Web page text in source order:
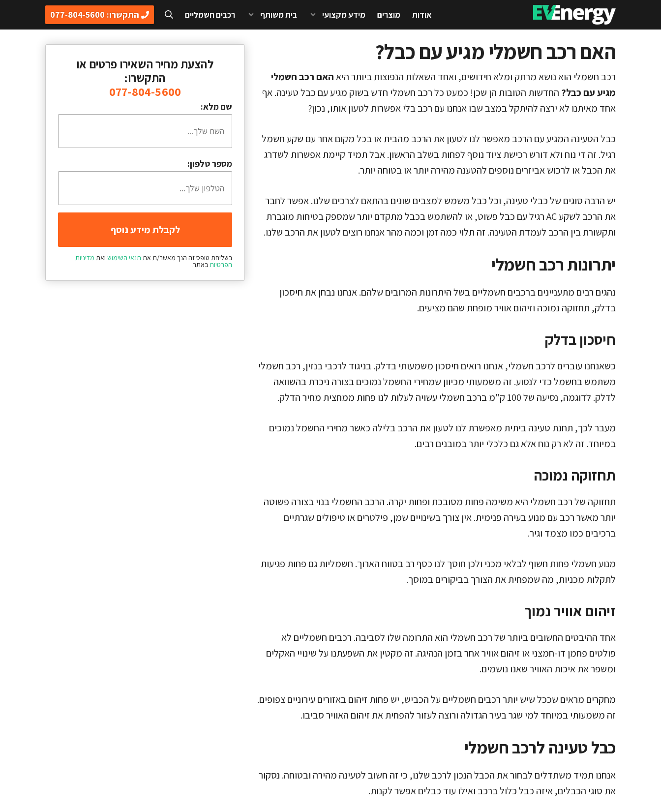
אודות מוצרים מידע מקצועי בית משותף רכבים חשמליים התקשרו: 077-804-5600
האם רכב חשמלי מגיע עם כבל?
רכב חשמלי הוא נושא מרתק ומלא חידושים, ואחד השאלות הנפוצות ביותר היאהאם רכב חשמלי
מגיע עם כבל? החדשות הטובות הן שכן! כמעט כל רכב חשמלי חדש בשוק מגיע עם כבל טעינה. אף
אחד מאיתנו לא ירצה להיתקל במצב שבו אנחנו עם רכב בלי אפשרות לטעון אותו, נכון?
כבל הטעינה המגיע עם הרכב מאפשר לנו לטעון את הרכב מהבית או בכל מקום אחר עם שקע חשמל
רגיל. זה די נוח ולא דורש רכישת ציוד נוסף לפחות בשלב הראשון. אבל תמיד קיימת אפשרות לשדרג
את הכבל או לרכוש אביזרים נוספים להטענה מהירה יותר או בטוחה יותר.
יש הרבה סוגים של כבלי טעינה, וכל כבל משמש למצבים שונים בהתאם לצרכים שלנו. אפשר לחבר
את הרכב לשקע AC רגיל עם כבל פשוט, או להשתמש בכבל מתקדם יותר שמספק בטיחות מוגברת
ותקשורת בין הרכב לעמדת הטעינה. זה תלוי כמה זמן וכמה מהר אנחנו רוצים לטעון את הרכב שלנו.
יתרונות רכב חשמלי
נהגים רבים מתעניינים ברכבים חשמליים בשל היתרונות המרובים שלהם. אנחנו נבחן את חיסכון
בדלק, תחזוקה נמוכה וזיהום אוויר מופחת שהם מציעים.
חיסכון בדלק
כשאנחנו עוברים לרכב חשמלי, אנחנו רואים חיסכון משמעותי בדלק. בניגוד לרכבי בנזין, רכב חשמלי
משתמש בחשמל כדי לנסוע. זה משמעותי מכיוון שמחירי החשמל נמוכים בצורה ניכרת בהשוואה
לדלק. לדוגמה, נסיעה של 100 ק"מ ברכב חשמלי עשויה לעלות לנו פחות ממחצית מחיר הדלק.
מעבר לכך, תחנת טעינה ביתית מאפשרת לנו לטעון את הרכב בלילה כאשר מחירי החשמל נמוכים
במיוחד. זה לא רק נוח אלא גם כלכלי יותר במובנים רבים.
תחזוקה נמוכה
תחזוקה של רכב חשמלי היא משימה פחות מסובכת ופחות יקרה. הרכב החשמלי בנוי בצורה פשוטה
יותר מאשר רכב עם מנוע בעירה פנימית. אין צורך בשינויים שמן, פילטרים או טיפולים שגרתיים
ברכיבים כמו מצמד וגיר.
מנוע חשמלי פחות חשוף לבלאי מכני ולכן חוסך לנו כסף רב בטווח הארוך. חשמליות גם פחות פגיעות
לתקלות מכניות, מה שמפחית את הצורך בביקורים במוסך.
זיהום אוויר נמוך
אחד ההיבטים החשובים ביותר של רכב חשמלי הוא התרומה שלו לסביבה. רכבים חשמליים לא
פולטים פחמן דו-חמצני או זיהום אוויר אחר בזמן הנהיגה. זה מקטין את השפעתנו על שינויי האקלים
ומשפר את איכות האוויר שאנו נושמים.
מחקרים מראים שככל שיש יותר רכבים חשמליים על הכביש, יש פחות זיהום באזורים עירוניים צפופים.
זה משמעותי במיוחד למי שגר בעיר הגדולה ורוצה לעזור להפחית את זיהום האוויר סביבו.
כבל טעינה לרכב חשמלי
אנחנו תמיד משתדלים לבחור את הכבל הנכון לרכב שלנו, כי זה חשוב לטעינה מהירה ובטוחה. נסקור
את סוגי הכבלים, איזה כבל כלול ברכב ואילו עוד כבלים אפשר לקנות.
להצעת מחיר השאירו פרטים או
התקשרו:
077-804-5600
שם מלא:
מספר טלפון:
בשליחת טופס זה הנך מאשר/ת את תנאי השימוש ואת מדיניות
הפרטיותבאתר.